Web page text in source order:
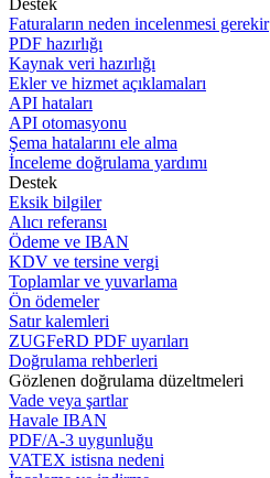
Destek
Faturaların neden incelenmesi gerekir
PDF hazırlığı
Kaynak veri hazırlığı
Ekler ve hizmet açıklamaları
API hataları
API otomasyonu
Şema hatalarını ele alma
İnceleme doğrulama yardımı
Destek
Eksik bilgiler
Alıcı referansı
Ödeme ve IBAN
KDV ve tersine vergi
Toplamlar ve yuvarlama
Ön ödemeler
Satır kalemleri
ZUGFeRD PDF uyarıları
Doğrulama rehberleri
Gözlenen doğrulama düzeltmeleri
Vade veya şartlar
Havale IBAN
PDF/A-3 uygunluğu
VATEX istisna nedeni